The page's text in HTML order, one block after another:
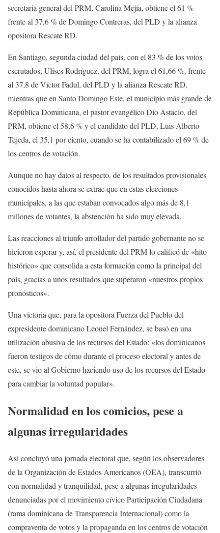
secretaria general del PRM, Carolina Mejía, obtiene el 61 %
frente al 37,6 % de Domingo Contreras, del PLD y la alianza
opositora Rescate RD.
En Santiago, segunda ciudad del país, con el 83 % de los votos
escrutados, Ulises Rodríguez, del PRM, logra el 61,66 %, frente
al 37,8 de Víctor Fadul, del PLD y la alianza Rescate RD,
mientras que en Santo Domingo Este, el municipio más grande de
República Dominicana, el pastor evangélico Dio Astacio, del
PRM, obtiene el 58,6 % y el candidato del PLD, Luis Alberto
Tejeda, el 35,1 por ciento, cuando se ha contabilizado el 69 % de
los centros de votación.
Aunque no hay datos al respecto, de los resultados provisionales
conocidos hasta ahora se extrae que en estas elecciones
municipales, a las que estaban convocados algo más de 8,1
millones de votantes, la abstención ha sido muy elevada.
Las reacciones al triunfo arrollador del partido gobernante no se
hicieron esperar y, así, el presidente del PRM lo calificó de «hito
histórico» que consolida a esta formación como la principal del
país, gracias a unos resultados que superaron «nuestros propios
pronósticos».
Una victoria que, para la opositora Fuerza del Pueblo del
expresidente dominicano Leonel Fernández, se basó en una
utilización abusiva de los recursos del Estado: «los dominicanos
fueron testigos de cómo durante el proceso electoral y antes de
este, se vio al Gobierno haciendo uso de los recursos del Estado
para cambiar la voluntad popular».
Normalidad en los comicios, pese a
algunas irregularidades
Así concluyó una jornada electoral que, según los observadores
de la Organización de Estados Americanos (OEA), transcurrió
con normalidad y tranquilidad, pese a algunas irregularidades
denunciadas por el movimiento cívico Participación Ciudadana
(rama dominicana de Transparencia Internacional) como la
compraventa de votos y la propaganda en los centros de votación